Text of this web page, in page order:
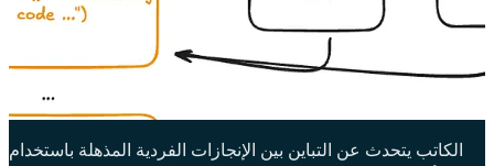
الكاتب يتحدث عن التباين بين الإنجازات الفردية المذهلة باستخدام